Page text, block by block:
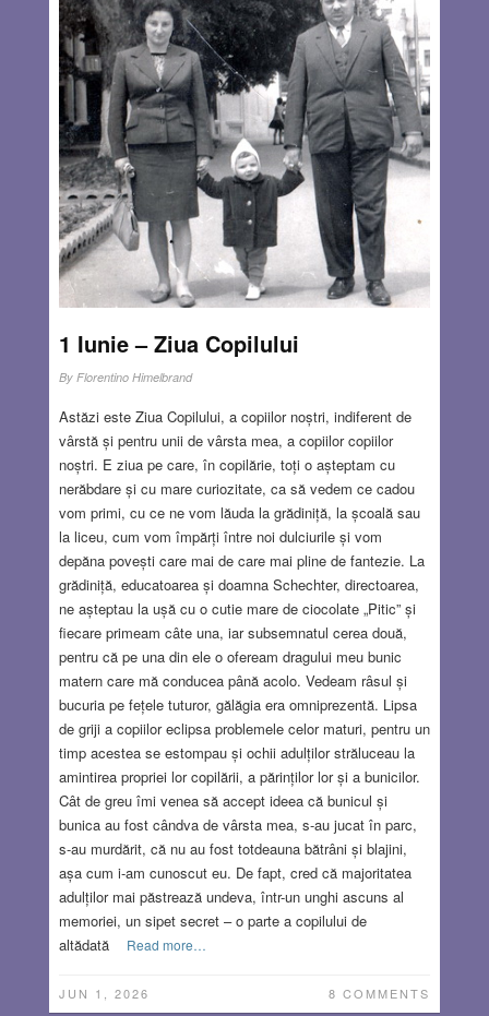
1 Iunie – Ziua Copilului
By Florentino Himelbrand
Astăzi este Ziua Copilului, a copiilor noștri, indiferent de
vârstă și pentru unii de vârsta mea, a copiilor copiilor
noștri. E ziua pe care, în copilărie, toți o așteptam cu
nerăbdare și cu mare curiozitate, ca să vedem ce cadou
vom primi, cu ce ne vom lăuda la grădiniță, la școală sau
la liceu, cum vom împărți între noi dulciurile și vom
depăna povești care mai de care mai pline de fantezie. La
grădiniță, educatoarea și doamna Schechter, directoarea,
ne așteptau la ușă cu o cutie mare de ciocolate „Pitic” și
fiecare primeam câte una, iar subsemnatul cerea două,
pentru că pe una din ele o ofeream dragului meu bunic
matern care mă conducea până acolo. Vedeam râsul și
bucuria pe fețele tuturor, gălăgia era omniprezentă. Lipsa
de griji a copiilor eclipsa problemele celor maturi, pentru un
timp acestea se estompau și ochii adulților străluceau la
amintirea propriei lor copilării, a părinților lor și a bunicilor.
Cât de greu îmi venea să accept ideea că bunicul și
bunica au fost cândva de vârsta mea, s-au jucat în parc,
s-au murdărit, că nu au fost totdeauna bătrâni și blajini,
așa cum i-am cunoscut eu. De fapt, cred că majoritatea
adulților mai păstrează undeva, într-un unghi ascuns al
memoriei, un sipet secret – o parte a copilului de
altădată
Read more…
JUN 1, 2026 8 COMMENTS